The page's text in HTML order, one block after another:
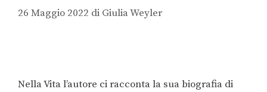
26 Maggio 2022 di Giulia Weyler
Nella Vita l’autore ci racconta la sua biografia di